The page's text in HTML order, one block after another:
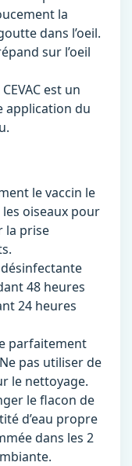
la
dans l’oeil.
sur l’oeil
est un
application du
le vaccin le
oiseaux pour
la prise
48 heures
24 heures
parfaitement
pas utiliser de
le nettoyage.
le flacon de
d’eau propre
dans les 2